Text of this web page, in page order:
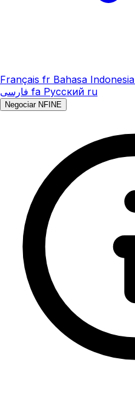
Français fr Bahasa Indonesia
فارسی fa Русский ru
Negociar NFINE